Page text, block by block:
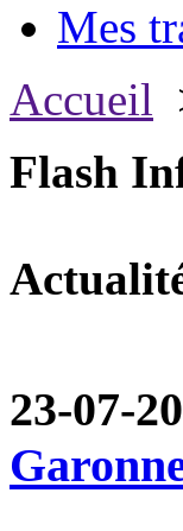
Mes
Accueil
Flash
23-07-